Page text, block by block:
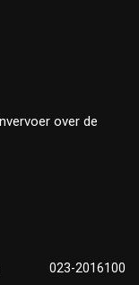
over de
023-2016100